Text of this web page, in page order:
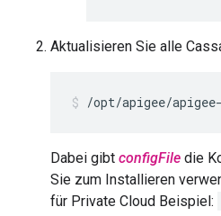
Aktualisieren Sie alle
/opt/apigee/
Dabei gibt configFile die
Sie zum Installieren
für Private Cloud Beispiel: